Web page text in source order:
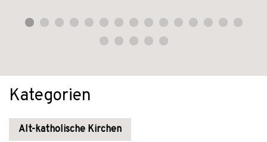
Kategorien
Alt-katholische Kirchen